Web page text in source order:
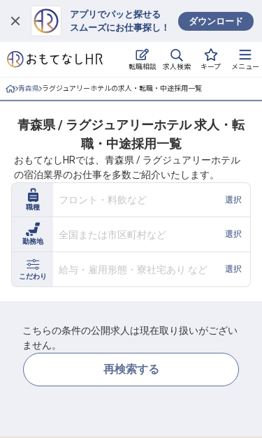
アプリでパッと探せる
スムーズにお仕事探し！
ダウンロード
転職相談 求人検索 キープ メニュー
ログイン
求人・施設を探す
就職・転職 合同説明会
おもてなしHRについて
ご利用の流れ
よくある質問
ホテル・宿泊業界情報コラム
無料 転職サポートに申し込む
採用をお考えの企業様へ
青森県 ラグジュアリーホテルの求人・転職・中途採用一覧
青森県 / ラグジュアリーホテル 求人・転
職・中途採用一覧
おもてなしHRでは、青森県 / ラグジュアリーホテル
の宿泊業界のお仕事を多数ご紹介いたします。
職種
フロント・料飲など 選択
勤務地
全国または市区町村など 選択
こだわり
給与・雇用形態・寮社宅あり など 選択
こちらの条件の公開求人は現在取り扱いがござい
ません。
再検索する